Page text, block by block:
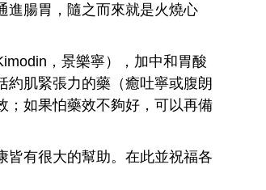
進腸胃，隨之而來就是火燒心
，景樂寧），加中和胃酸
約肌緊張力的藥（癒吐寧或腹朗
；如果怕藥效不夠好，可以再備
皆有很大的幫助。在此並祝福各